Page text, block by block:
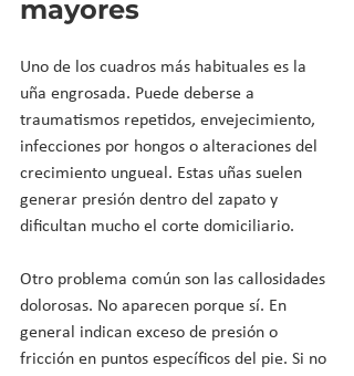
mayores
Uno de los cuadros más habituales es la
uña engrosada. Puede deberse a
traumatismos repetidos, envejecimiento,
infecciones por hongos o alteraciones del
crecimiento ungueal. Estas uñas suelen
generar presión dentro del zapato y
dificultan mucho el corte domiciliario.
Otro problema común son las callosidades
dolorosas. No aparecen porque sí. En
general indican exceso de presión o
fricción en puntos específicos del pie. Si no